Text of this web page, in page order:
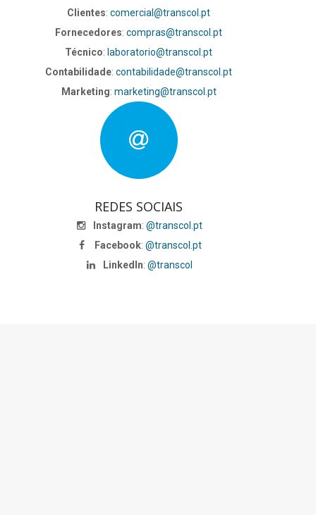
Clientes: comercial@transcol.pt
Fornecedores: compras@transcol.pt
Técnico: laboratorio@transcol.pt
Contabilidade: contabilidade@transcol.pt
Marketing: marketing@transcol.pt
REDES SOCIAIS
Instagram:@transcol.pt
Facebook: @transcol.pt
LinkedIn:@transcol